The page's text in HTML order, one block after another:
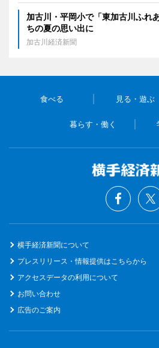
加古川・平岡小で「東加古川ふ
ちの夏の思い出に
加古川経済新聞
食べる 見る・遊ぶ
暮らす・働く
横手経済新聞について
プレスリリース・情報提供はこちらから
アクセスデータの利用について
お問い合わせ
広告のご案内